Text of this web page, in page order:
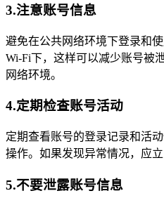
3.注意账号信息
避免在公共网络环境下登录和
Wi-Fi下，这样可以减少账号被
网络环境。
4.定期检查账号活动
定期查看账号的登录记录和活
操作。如果发现异常情况，应
5.不要泄露账号信息